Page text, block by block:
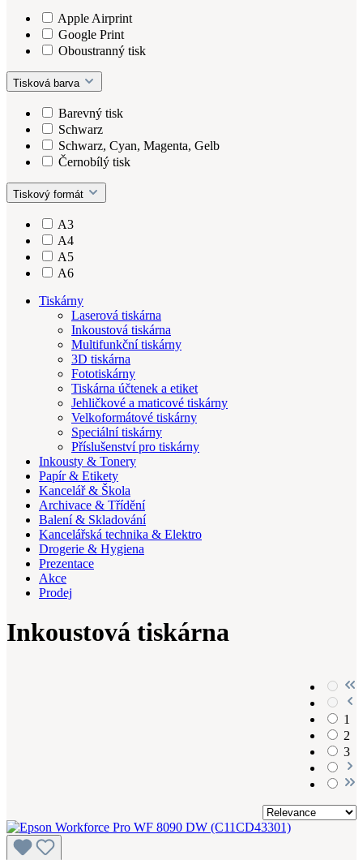
Apple Airprint
Google Print
Oboustranný tisk
Tisková barva
Barevný tisk
Schwarz
Schwarz, Cyan, Magenta, Gelb
Černobílý tisk
Tiskový formát
A3
A4
A5
A6
Tiskárny
Laserová tiskárna
Inkoustová tiskárna
Multifunkční tiskárny
3D tiskárna
Fototiskárny
Tiskárna účtenek a etiket
Jehličkové a maticové tiskárny
Velkoformátové tiskárny
Speciální tiskárny
Příslušenství pro tiskárny
Inkousty & Tonery
Papír & Etikety
Kancelář & Škola
Archivace & Třídění
Balení & Skladování
Kancelářská technika & Elektro
Drogerie & Hygiena
Prezentace
Akce
Prodej
Inkoustová tiskárna
1
2
3